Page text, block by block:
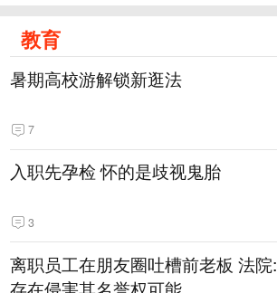
教育
暑期高校游解锁新逛法
7
入职先孕检 怀的是歧视鬼胎
3
离职员工在朋友圈吐槽前老板 法院: